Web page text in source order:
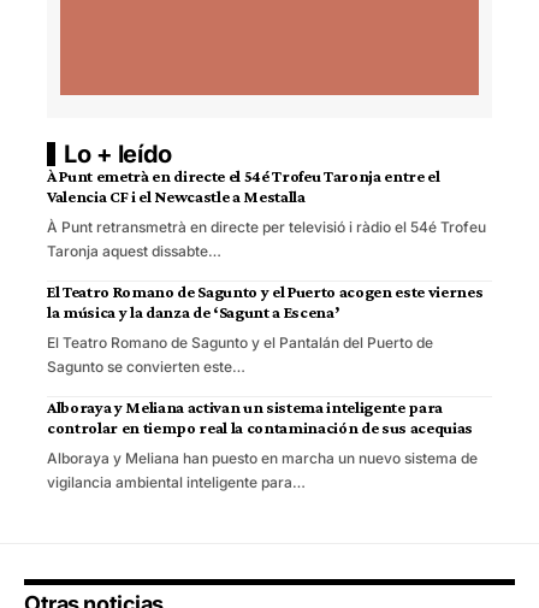
Lo + leído
À Punt emetrà en directe el 54é Trofeu Taronja entre el
Valencia CF i el Newcastle a Mestalla
À Punt retransmetrà en directe per televisió i ràdio el 54é Trofeu
Taronja aquest dissabte…
El Teatro Romano de Sagunto y el Puerto acogen este viernes
la música y la danza de ‘Sagunt a Escena’
El Teatro Romano de Sagunto y el Pantalán del Puerto de
Sagunto se convierten este…
Alboraya y Meliana activan un sistema inteligente para
controlar en tiempo real la contaminación de sus acequias
Alboraya y Meliana han puesto en marcha un nuevo sistema de
vigilancia ambiental inteligente para…